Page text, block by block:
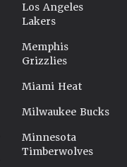
Los Angeles
Lakers
Memphis
Grizzlies
Miami Heat
Milwaukee Bucks
Minnesota
Timberwolves